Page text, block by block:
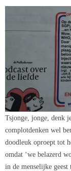
Tsjonge, jonge, denk
complotdenken wel
doodleuk oproept tot
omdat ‘we belazerd
in de menselijke